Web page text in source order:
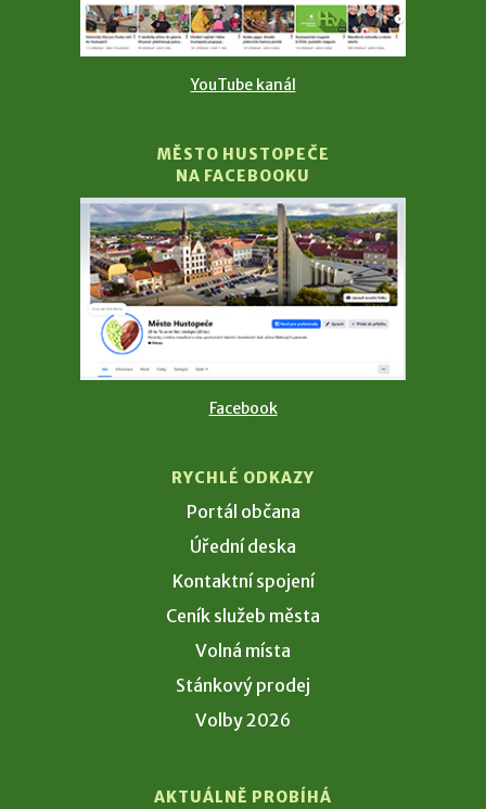
YouTube kanál
MĚSTO HUSTOPEČE
NA FACEBOOKU
Facebook
RYCHLÉ ODKAZY
Portál občana
Úřední deska
Kontaktní spojení
Ceník služeb města
Volná místa
Stánkový prodej
Volby 2026
AKTUÁLNĚ PROBÍHÁ